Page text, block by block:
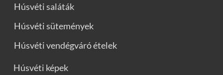
Húsvéti saláták
Húsvéti sütemények
Húsvéti vendégváró ételek
Húsvéti képek